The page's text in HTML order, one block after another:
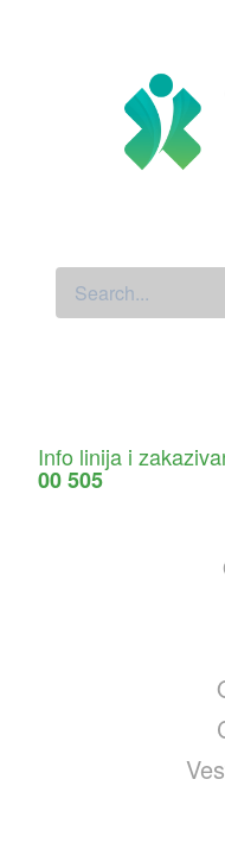
Info linija i
00 505